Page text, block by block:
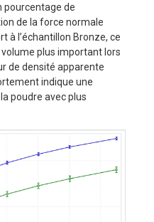
pourcentage de
de la force normale
à l’échantillon Bronze, ce
plus important lors
de densité apparente
indique une
poudre avec plus